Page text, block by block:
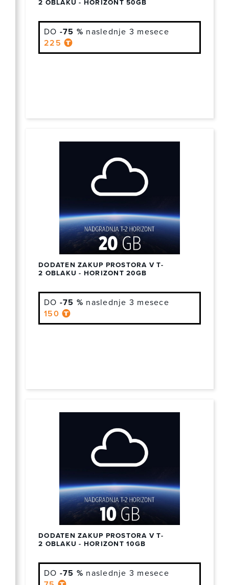
2 OBLAKU - HORIZONT 50GB
DO -75 % naslednje 3 mesece
225
DODATEN ZAKUP PROSTORA V T-
2 OBLAKU - HORIZONT 20GB
DO -75 % naslednje 3 mesece
150
DODATEN ZAKUP PROSTORA V T-
2 OBLAKU - HORIZONT 10GB
DO -75 % naslednje 3 mesece